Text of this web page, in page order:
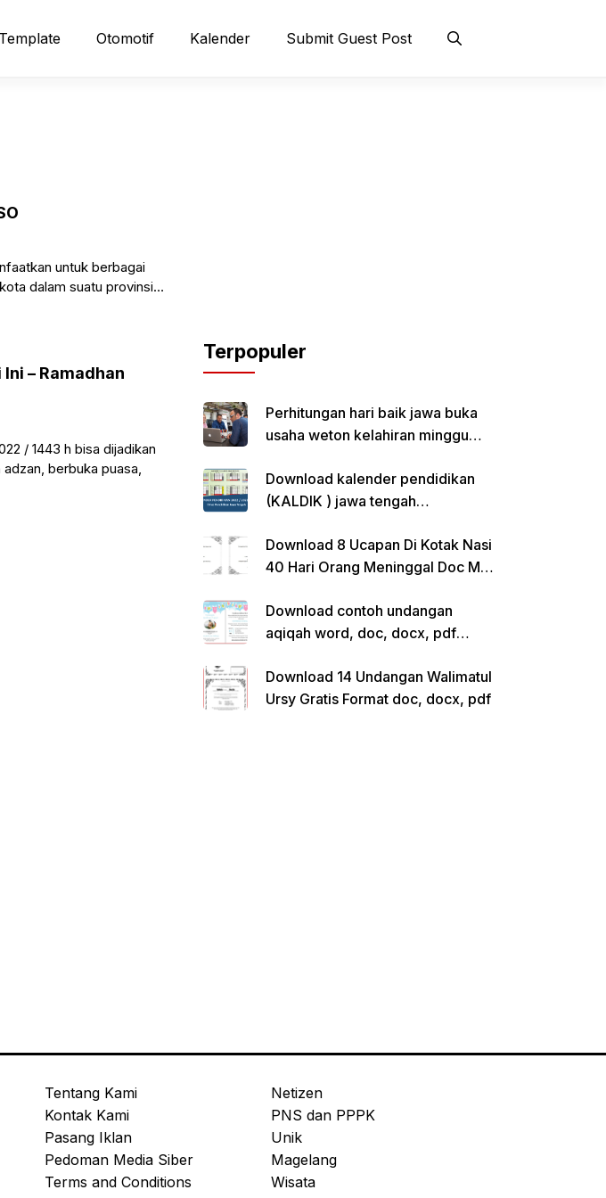
Template Otomotif Kalender Submit Guest Post
untuk berbagai
dalam suatu provinsi
– Ramadhan
/ 1443 h bisa dijadikan
berbuka puasa,
Terpopuler
Perhitungan hari baik jawa buka
usaha weton kelahiran minggu
Download kalender pendidikan
(KALDIK ) jawa tengah
Download 8 Ucapan Di Kotak Nasi
40 Hari Orang Meninggal Doc Ms.
Download contoh undangan
aqiqah word, doc, docx, pdf
Download 14 Undangan Walimatul
Ursy Gratis Format doc, docx, pdf
Tentang Kami
Kontak Kami
Pasang Iklan
Pedoman Media Siber
Terms and Conditions
Netizen
PNS dan PPPK
Unik
Magelang
Wisata